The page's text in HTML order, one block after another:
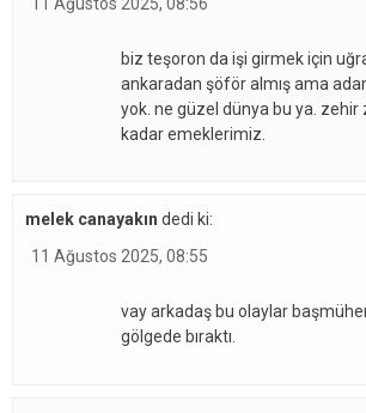
biz teşoron da işi girmek için
ankaradan şöför almış ama
yok. ne güzel dünya bu ya. zehir
kadar emeklerimiz.
melek canayakın dedi ki:
11 Ağustos 2025, 08:55
vay arkadaş bu olaylar
gölgede bıraktı.